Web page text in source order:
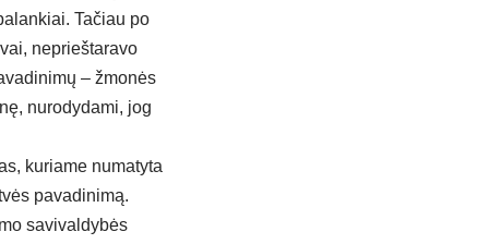
Tačiau po
neprieštaravo
– žmonės
nurodydami, jog
kuriame numatyta
pavadinimą.
savivaldybės